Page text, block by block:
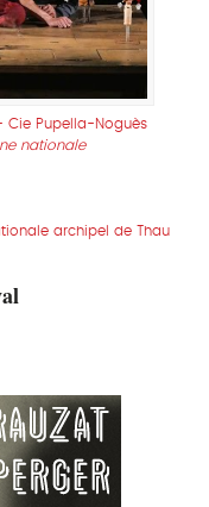
- Cie Pupella-Noguès
nationale
archipel de Thau